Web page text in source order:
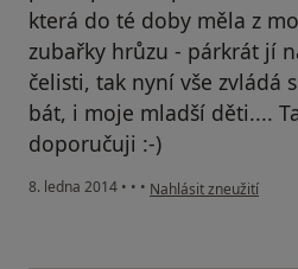
která do té doby měla z
zubařky hrůzu - párkrát jí
čelisti, tak nyní vše zvládá
bát, i moje mladší děti....
doporučuji :-)
8. ledna 2014 • • • podle názoru
Nahlásit zneužití